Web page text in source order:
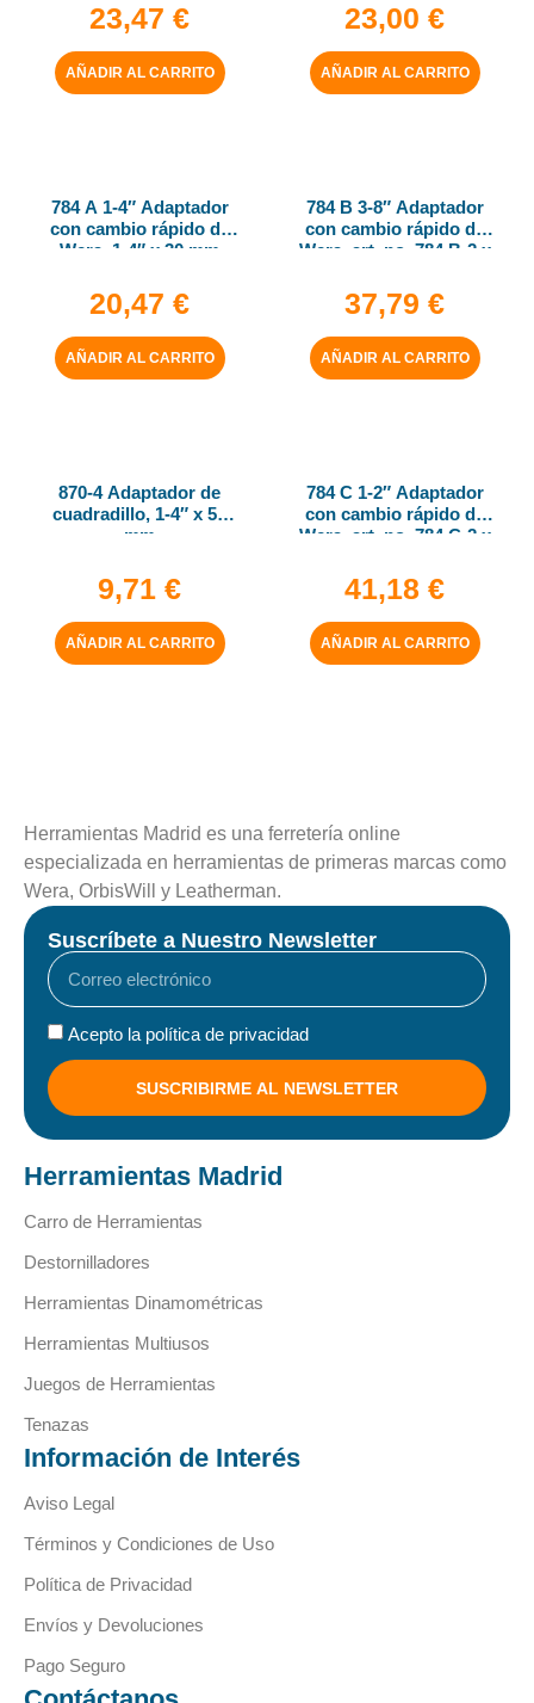
23,47 €
AÑADIR AL CARRITO
23,00 €
AÑADIR AL CARRITO
784 A 1-4″ Adaptador
con cambio rápido de
Wera, 1-4″ x 30 mm
20,47 €
AÑADIR AL CARRITO
784 B 3-8″ Adaptador
con cambio rápido de
Wera, art. no. 784 B-2 x
37,79 €
AÑADIR AL CARRITO
870-4 Adaptador de
cuadradillo, 1-4″ x 50
mm
9,71 €
AÑADIR AL CARRITO
784 C 1-2″ Adaptador
con cambio rápido de
Wera, art. no. 784 C-2 x
41,18 €
AÑADIR AL CARRITO
Herramientas Madrid es una ferretería online
especializada en herramientas de primeras marcas como
Wera, OrbisWill y Leatherman.
Suscríbete a Nuestro Newsletter
Acepto la política de privacidad
SUSCRIBIRME AL NEWSLETTER
Herramientas Madrid
Carro de Herramientas
Destornilladores
Herramientas Dinamométricas
Herramientas Multiusos
Juegos de Herramientas
Tenazas
Información de Interés
Aviso Legal
Términos y Condiciones de Uso
Política de Privacidad
Envíos y Devoluciones
Pago Seguro